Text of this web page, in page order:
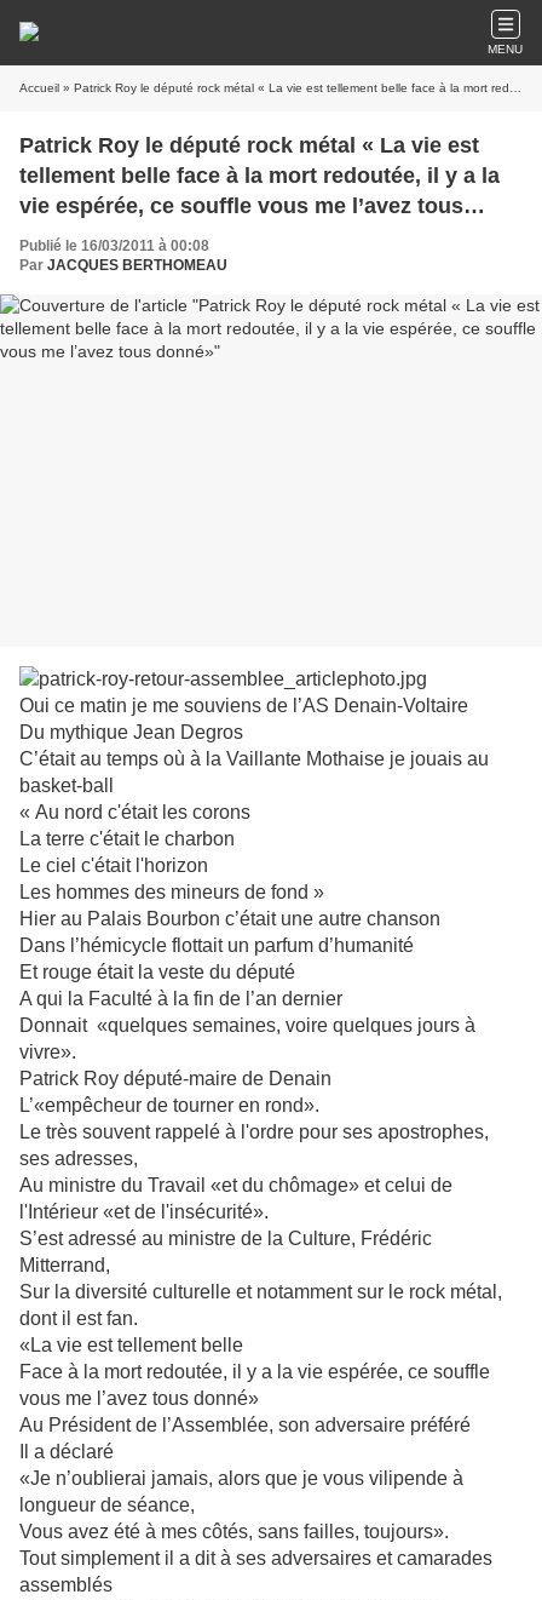
MENU
Accueil » Patrick Roy le député rock métal « La vie est tellement belle face à la mort redoutée, il y a la vie espérée, ce souffle vous me l’avez tous donné»
Patrick Roy le député rock métal « La vie est
tellement belle face à la mort redoutée, il y a la
vie espérée, ce souffle vous me l’avez tous
donné»
Publié le 16/03/2011 à 00:08
Par JACQUES BERTHOMEAU
Oui ce matin je me souviens de l’AS Denain-Voltaire
Du mythique Jean Degros
C’était au temps où à la Vaillante Mothaise je jouais au
basket-ball
« Au nord c'était les corons
La terre c'était le charbon
Le ciel c'était l'horizon
Les hommes des mineurs de fond »
Hier au Palais Bourbon c’était une autre chanson
Dans l’hémicycle flottait un parfum d’humanité
Et rouge était la veste du député
A qui la Faculté à la fin de l’an dernier
Donnait «quelques semaines, voire quelques jours à
vivre».
Patrick Roy député-maire de Denain
L’«empêcheur de tourner en rond».
Le très souvent rappelé à l'ordre pour ses apostrophes,
ses adresses,
Au ministre du Travail «et du chômage» et celui de
l'Intérieur «et de l'insécurité».
S’est adressé au ministre de la Culture, Frédéric
Mitterrand,
Sur la diversité culturelle et notamment sur le rock métal,
dont il est fan.
«La vie est tellement belle
Face à la mort redoutée, il y a la vie espérée, ce souffle
vous me l’avez tous donné»
Au Président de l’Assemblée, son adversaire préféré
Il a déclaré
«Je n’oublierai jamais, alors que je vous vilipende à
longueur de séance,
Vous avez été à mes côtés, sans failles, toujours».
Tout simplement il a dit à ses adversaires et camarades
assemblés